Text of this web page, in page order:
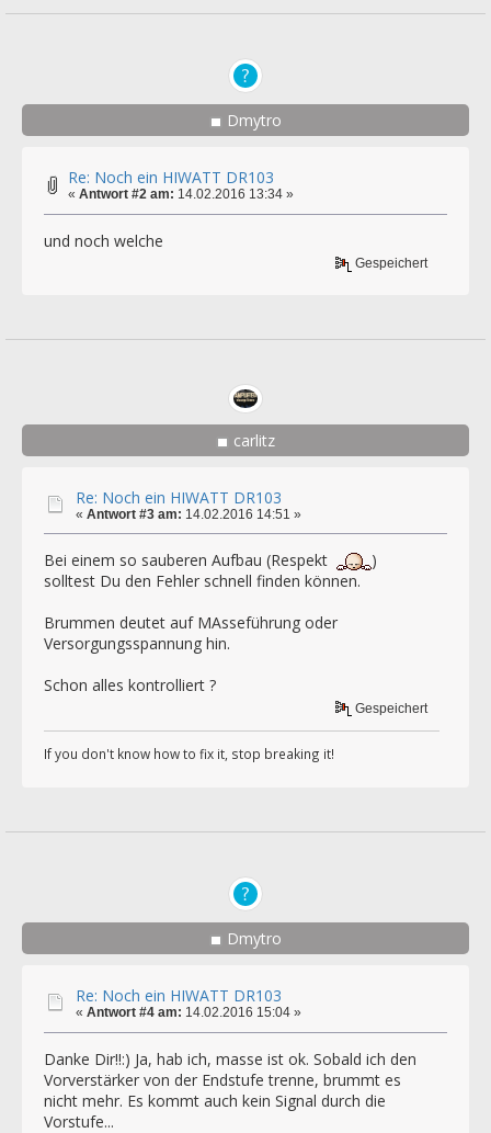
Dmytro
Re: Noch ein HIWATT DR103
« Antwort #2 am: 14.02.2016 13:34 »
und noch welche
Gespeichert
carlitz
Re: Noch ein HIWATT DR103
« Antwort #3 am: 14.02.2016 14:51 »
Bei einem so sauberen Aufbau (Respekt
)
solltest Du den Fehler schnell finden können.
Brummen deutet auf MAsseführung oder
Versorgungsspannung hin.
Schon alles kontrolliert ?
Gespeichert
If you don't know how to fix it, stop breaking it!
Dmytro
Re: Noch ein HIWATT DR103
« Antwort #4 am: 14.02.2016 15:04 »
Danke Dir!!:) Ja, hab ich, masse ist ok. Sobald ich den
Vorverstärker von der Endstufe trenne, brummt es
nicht mehr. Es kommt auch kein Signal durch die
Vorstufe...